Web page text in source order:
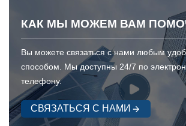
КАК МЫ МОЖЕМ ВАМ
Вы можете связаться с нами любым
способом. Мы доступны 24/7 по
телефону.
СВЯЗАТЬСЯ С НАМИ